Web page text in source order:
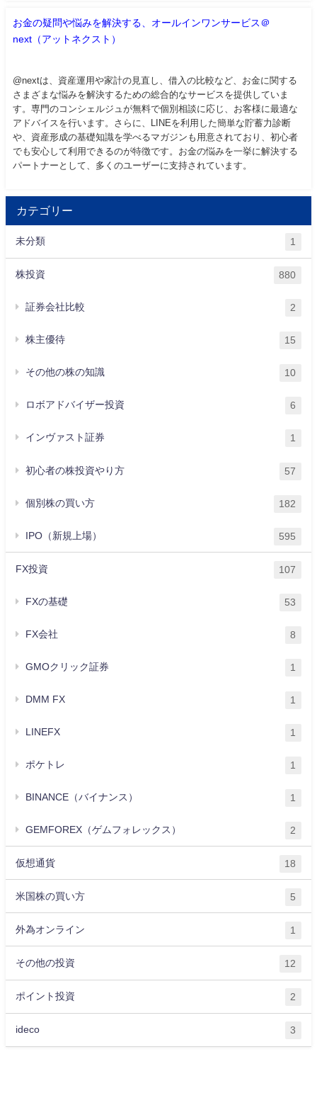
お金の疑問や悩みを解決する、オールインワンサービス＠
next（アットネクスト）
@nextは、資産運用や家計の見直し、借入の比較など、お金に関する
さまざまな悩みを解決するための総合的なサービスを提供していま
す。専門のコンシェルジュが無料で個別相談に応じ、お客様に最適な
アドバイスを行います。さらに、LINEを利用した簡単な貯蓄力診断
や、資産形成の基礎知識を学べるマガジンも用意されており、初心者
でも安心して利用できるのが特徴です。お金の悩みを一挙に解決する
パートナーとして、多くのユーザーに支持されています。
カテゴリー
未分類 1
株投資 880
証券会社比較 2
株主優待 15
その他の株の知識 10
ロボアドバイザー投資 6
インヴァスト証券 1
初心者の株投資やり方 57
個別株の買い方 182
IPO（新規上場） 595
FX投資 107
FXの基礎 53
FX会社 8
GMOクリック証券 1
DMM FX 1
LINEFX 1
ポケトレ 1
BINANCE（バイナンス） 1
GEMFOREX（ゲムフォレックス） 2
仮想通貨 18
米国株の買い方 5
外為オンライン 1
その他の投資 12
ポイント投資 2
ideco 3